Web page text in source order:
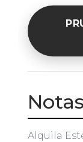
Alquila